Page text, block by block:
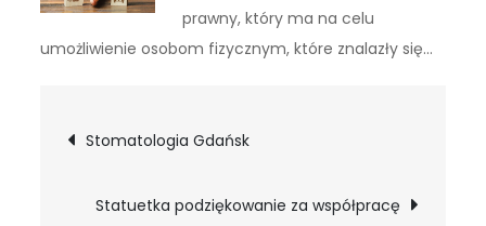
prawny, który ma na celu
umożliwienie osobom fizycznym, które znalazły się…
Nawigacja
wpisu
Stomatologia Gdańsk
Statuetka podziękowanie za współpracę